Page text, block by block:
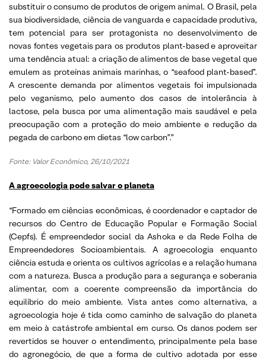
substituir o consumo de produtos de origem animal. O Brasil, pela
sua biodiversidade, ciência de vanguarda e capacidade produtiva,
tem potencial para ser protagonista no desenvolvimento de
novas fontes vegetais para os produtos plant-based e aproveitar
uma tendência atual: a criação de alimentos de base vegetal que
emulem as proteínas animais marinhas, o “seafood plant-based”.
A crescente demanda por alimentos vegetais foi impulsionada
pelo veganismo, pelo aumento dos casos de intolerância à
lactose, pela busca por uma alimentação mais saudável e pela
preocupação com a proteção do meio ambiente e redução da
pegada de carbono em dietas “low carbon”.”
Fonte: Valor Econômico, 26/10/2021
A agroecologia pode salvar o planeta
“Formado em ciências econômicas, é coordenador e captador de
recursos do Centro de Educação Popular e Formação Social
(Cepfs). É empreendedor social da Ashoka e da Rede Folha de
Empreendedores Socioambientais. A agroecologia enquanto
ciência estuda e orienta os cultivos agrícolas e a relação humana
com a natureza. Busca a produção para a segurança e soberania
alimentar, com a coerente compreensão da importância do
equilíbrio do meio ambiente. Vista antes como alternativa, a
agroecologia hoje é tida como caminho de salvação do planeta
em meio à catástrofe ambiental em curso. Os danos podem ser
revertidos se houver o entendimento, principalmente pela base
do agronegócio, de que a forma de cultivo adotada por esse